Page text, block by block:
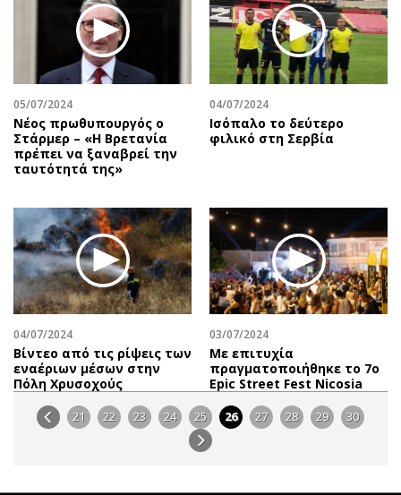
05/07/2024
Νέος πρωθυπουργός ο
Στάρμερ – «Η Βρετανία
πρέπει να ξαναβρεί την
ταυτότητά της»
04/07/2024
Ισόπαλο το δεύτερο
φιλικό στη Σερβία
04/07/2024
Βίντεο από τις ρίψεις των
εναέριων μέσων στην
Πόλη Χρυσοχούς
03/07/2024
Με επιτυχία
πραγματοποιήθηκε το 7ο
Epic Street Fest Nicosia
21 22 23 24 25 26 27 28 29 30